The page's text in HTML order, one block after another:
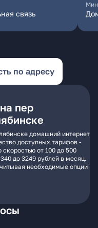
связь
по адресу
пер
домашний интернет
доступных тарифов -
от 100 до 500
до 3249 рублей в месяц.
необходимые опции